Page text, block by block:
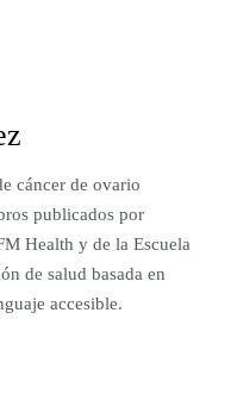
cáncer de ovario
publicados por
Health y de la Escuela
de salud basada en
accesible.